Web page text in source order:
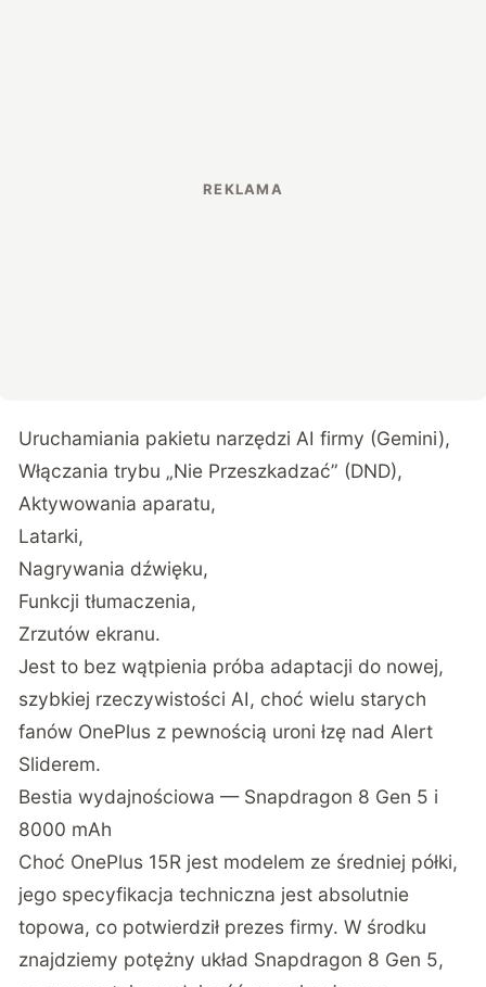
Uruchamiania pakietu narzędzi AI firmy (Gemini),
Włączania trybu „Nie Przeszkadzać” (DND),
Aktywowania aparatu,
Latarki,
Nagrywania dźwięku,
Funkcji tłumaczenia,
Zrzutów ekranu.
Jest to bez wątpienia próba adaptacji do nowej,
szybkiej rzeczywistości AI, choć wielu starych
fanów OnePlus z pewnością uroni łzę nad Alert
Sliderem.
Bestia wydajnościowa — Snapdragon 8 Gen 5 i
8000 mAh
Choć OnePlus 15R jest modelem ze średniej półki,
jego specyfikacja techniczna jest absolutnie
topowa, co potwierdził prezes firmy. W środku
znajdziemy potężny układ Snapdragon 8 Gen 5,